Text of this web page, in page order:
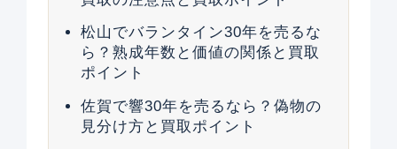
松山でバランタイン30年を売るな
ら？熟成年数と価値の関係と買取
ポイント
佐賀で響30年を売るなら？偽物の
見分け方と買取ポイント